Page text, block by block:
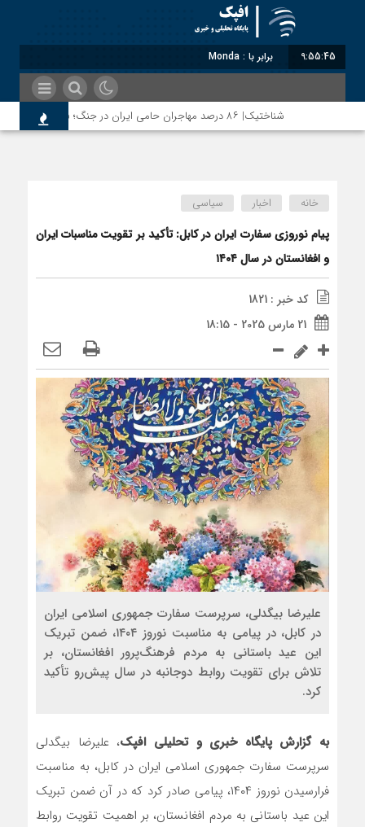
9:55:46 برابر با : Monday - 10 August - 2026
شناختیک| ۸۶ درصد مهاجران حامی ایران در جنگ؛ ۷۵ درصد مهاجران دولت چهاردهم را خیرخواه خود نمی‌دانند
خانه اخبار سیاسی
پیام نوروزی سفارت ایران در کابل: تأکید بر تقویت مناسبات ایران
و افغانستان در سال ۱۴۰۴
کد خبر : 1821
21 مارس 2025 - 18:15
علیرضا بیگدلی، سرپرست سفارت جمهوری اسلامی ایران
در کابل، در پیامی به مناسبت نوروز ۱۴۰۴، ضمن تبریک
این عید باستانی به مردم فرهنگ‌پرور افغانستان، بر
تلاش برای تقویت روابط دوجانبه در سال پیش‌رو تأکید
کرد.
به گزارش پایگاه خبری و تحلیلی افپک، علیرضا بیگدلی
سرپرست سفارت جمهوری اسلامی ایران در کابل، به مناسبت
فرارسیدن نوروز ۱۴۰۴، پیامی صادر کرد که در آن ضمن تبریک
این عید باستانی به مردم افغانستان، بر اهمیت تقویت روابط